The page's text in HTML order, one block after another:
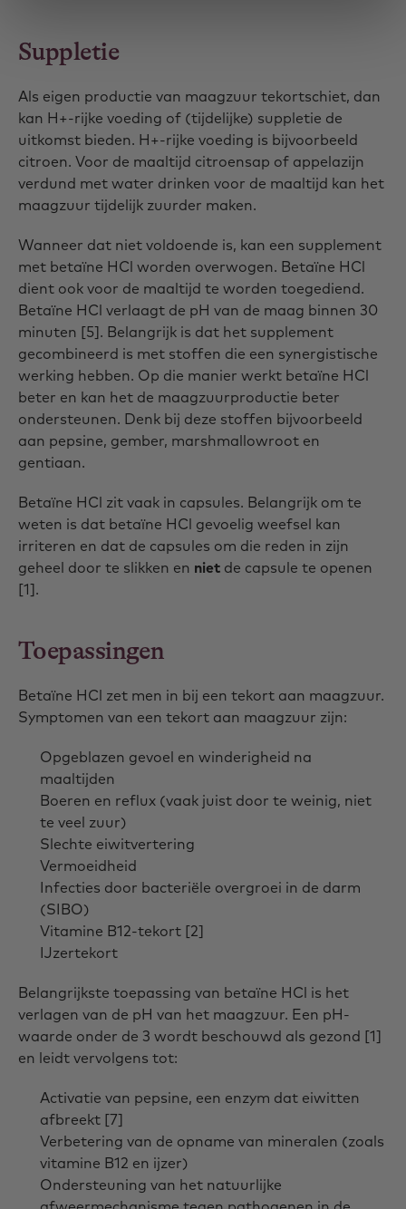
Suppletie
Als eigen productie van maagzuur tekortschiet, dan
kan H+-rijke voeding of (tijdelijke) suppletie de
uitkomst bieden. H+-rijke voeding is bijvoorbeeld
citroen. Voor de maaltijd citroensap of appelazijn
verdund met water drinken voor de maaltijd kan het
maagzuur tijdelijk zuurder maken.
Wanneer dat niet voldoende is, kan een supplement
met betaïne HCl worden overwogen. Betaïne HCl
dient ook voor de maaltijd te worden toegediend.
Betaïne HCl verlaagt de pH van de maag binnen 30
minuten [5]. Belangrijk is dat het supplement
gecombineerd is met stoffen die een synergistische
werking hebben. Op die manier werkt betaïne HCl
beter en kan het de maagzuurproductie beter
ondersteunen. Denk bij deze stoffen bijvoorbeeld
aan pepsine, gember, marshmallowroot en
gentiaan.
Betaïne HCl zit vaak in capsules. Belangrijk om te
weten is dat betaïne HCl gevoelig weefsel kan
irriteren en dat de capsules om die reden in zijn
geheel door te slikken en niet de capsule te openen
[1].
Toepassingen
Betaïne HCl zet men in bij een tekort aan maagzuur.
Symptomen van een tekort aan maagzuur zijn:
Opgeblazen gevoel en winderigheid na
maaltijden
Boeren en reflux (vaak juist door te weinig, niet
te veel zuur)
Slechte eiwitvertering
Vermoeidheid
Infecties door bacteriële overgroei in de darm
(SIBO)
Vitamine B12-tekort [2]
IJzertekort
Belangrijkste toepassing van betaïne HCl is het
verlagen van de pH van het maagzuur. Een pH-
waarde onder de 3 wordt beschouwd als gezond [1]
en leidt vervolgens tot:
Activatie van pepsine, een enzym dat eiwitten
afbreekt [7]
Verbetering van de opname van mineralen (zoals
vitamine B12 en ijzer)
Ondersteuning van het natuurlijke